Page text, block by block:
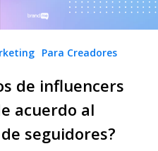
Para Creadores
de influencers
acuerdo al
seguidores?